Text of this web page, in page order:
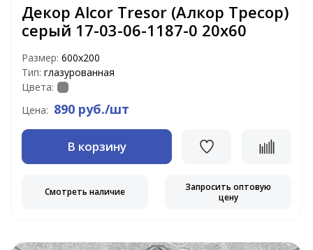
Декор Alcor Tresor (Алкор Тресор)
серый 17-03-06-1187-0 20х60
Размер: 600х200
Тип: глазурованная
Цвета:
Цена: 890 руб./шт
В корзину
Смотреть наличие
Запросить оптовую
цену